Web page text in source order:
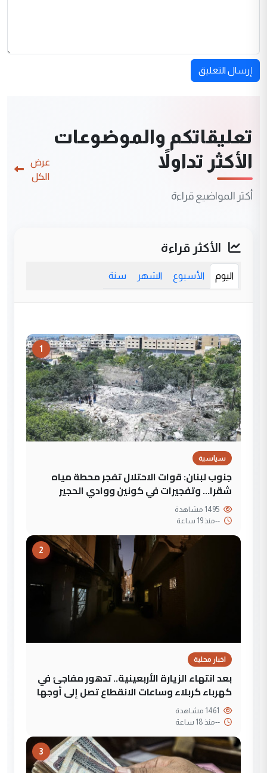
إرسال التعليق
تعليقاتكم والموضوعات
الأكثر تداولاً
أكثر المواضيع قراءة
عرض
الكل
الأكثر قراءة
اليوم الأسبوع الشهر سنة
1
سياسية
جنوب لبنان: قوات الاحتلال تفجر محطة مياه
شقرا… وتفجيرات في كونين ووادي الحجير
--منذ 19 ساعة
2
اخبار محلية
بعد انتهاء الزيارة الأربعينية.. تدهور مفاجئ في
كهرباء كربلاء وساعات الانقطاع تصل إلى أوجها
--منذ 18 ساعة
3